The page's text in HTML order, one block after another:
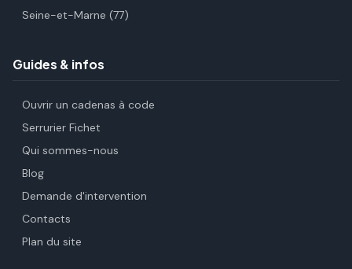
Seine-et-Marne (77)
Guides & infos
Ouvrir un cadenas à code
Serrurier Fichet
Qui sommes-nous
Blog
Demande d'intervention
Contacts
Plan du site